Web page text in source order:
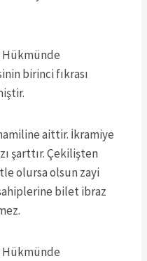
Hükmünde
birinci fıkrası
aittir. İkramiye
şarttır. Çekilişten
olursa olsun zayi
bilet ibraz
Hükmünde